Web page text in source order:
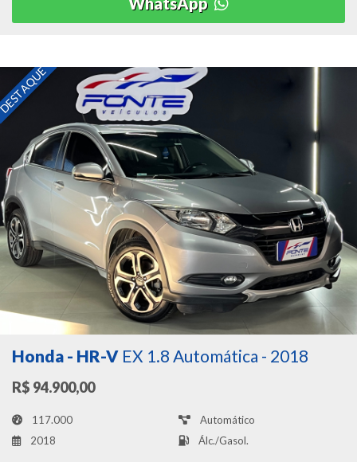
Honda - HR-V EX 1.8 Automática - 2018
R$ 94.900,00
117.000
Automático
2018
Álc./Gasol.